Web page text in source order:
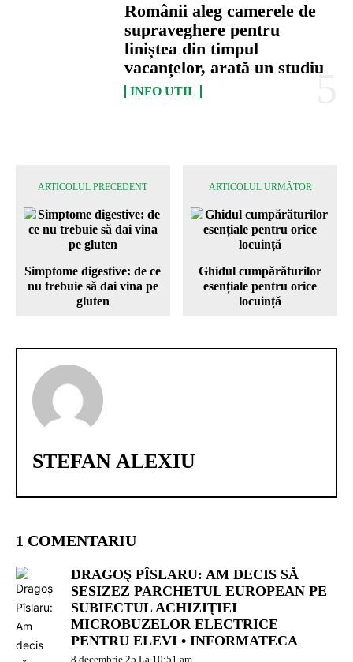
Românii aleg camerele de
supraveghere pentru
liniștea din timpul
vacanțelor, arată un studiu
INFO UTIL
ARTICOLUL PRECEDENT
Simptome digestive: de ce
nu trebuie să dai vina pe
gluten
ARTICOLUL URMĂTOR
Ghidul cumpărăturilor
esențiale pentru orice
locuință
STEFAN ALEXIU
1 COMENTARIU
DRAGOŞ PÎSLARU: AM DECIS SĂ
SESIZEZ PARCHETUL EUROPEAN PE
SUBIECTUL ACHIZIŢIEI
MICROBUZELOR ELECTRICE
PENTRU ELEVI • INFORMATECA
8 decembrie 25 La 10:51 am